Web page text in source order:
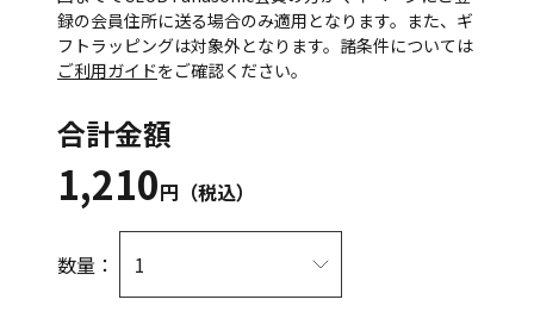
録の会員住所に送る場合のみ適用となります。また、ギ
フトラッピングは対象外となります。諸条件については
ご利用ガイドをご確認ください。
合計金額
1,210円（税込）
数量：